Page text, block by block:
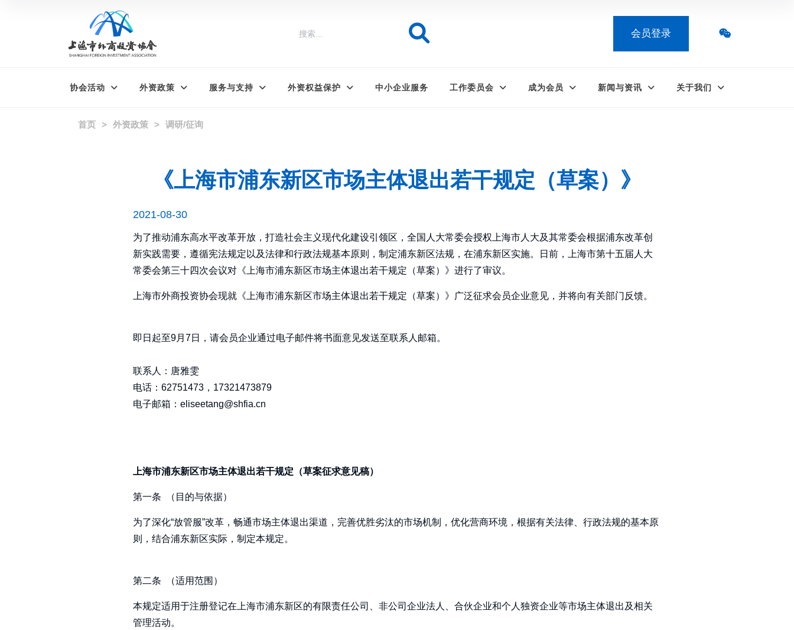
会员登录
协会活动 外资政策 服务与支持 外资权益保护 中小企业服务 工作委员会 成为会员 新闻与资讯 关于我们
首页 外资政策 调研/征询
《上海市浦东新区市场主体退出若干规定（草案）》
2021-08-30
为了推动浦东高水平改革开放，打造社会主义现代化建设引领区，全国人大常委会授权上海市人大及其常委会根据浦东改革创
新实践需要，遵循宪法规定以及法律和行政法规基本原则，制定浦东新区法规，在浦东新区实施。日前，上海市第十五届人大
常委会第三十四次会议对《上海市浦东新区市场主体退出若干规定（草案）》进行了审议。
上海市外商投资协会现就《上海市浦东新区市场主体退出若干规定（草案）》广泛征求会员企业意见，并将向有关部门反馈。
即日起至9月7日，请会员企业通过电子邮件将书面意见发送至联系人邮箱。
联系人：唐雅雯
电话：62751473，17321473879
电子邮箱：eliseetang@shfia.cn
上海市浦东新区市场主体退出若干规定（草案征求意见稿）
第一条 （目的与依据）
为了深化“放管服”改革，畅通市场主体退出渠道，完善优胜劣汰的市场机制，优化营商环境，根据有关法律、行政法规的基本原
则，结合浦东新区实际，制定本规定。
第二条 （适用范围）
本规定适用于注册登记在上海市浦东新区的有限责任公司、非公司企业法人、合伙企业和个人独资企业等市场主体退出及相关
管理活动。